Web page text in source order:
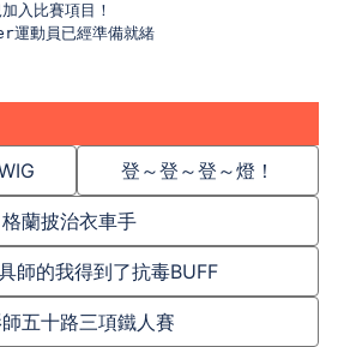
入比賽項目！
動員已經準備就緒
登～登～登～燈！
格蘭披治衣車手
師的我得到了抗毒BUFF
五十路三項鐵人賽